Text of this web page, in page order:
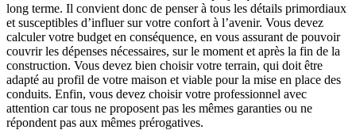
long terme. Il convient donc de penser à tous les détails primordiaux
et susceptibles d’influer sur votre confort à l’avenir. Vous devez
calculer votre budget en conséquence, en vous assurant de pouvoir
couvrir les dépenses nécessaires, sur le moment et après la fin de la
construction. Vous devez bien choisir votre terrain, qui doit être
adapté au profil de votre maison et viable pour la mise en place des
conduits. Enfin, vous devez choisir votre professionnel avec
attention car tous ne proposent pas les mêmes garanties ou ne
répondent pas aux mêmes prérogatives.